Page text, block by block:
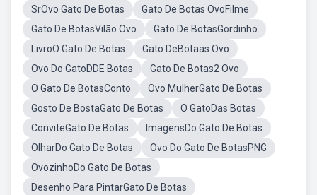
SrOvo Gato De Botas
Gato De Botas OvoFilme
Gato De BotasVilão Ovo
Gato De BotasGordinho
LivroO Gato De Botas
Gato DeBotaas Ovo
Ovo Do GatoDDE Botas
Gato De Botas2 Ovo
O Gato De BotasConto
Ovo MulherGato De Botas
Gosto De BostaGato De Botas
O GatoDas Botas
ConviteGato De Botas
ImagensDo Gato De Botas
OlharDo Gato De Botas
Ovo Do Gato De BotasPNG
OvozinhoDo Gato De Botas
Desenho Para PintarGato De Botas